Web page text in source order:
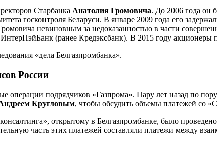
Старбанка Анатолия Громовича. До 2006 года он
госконтроля Беларуси. В январе 2009 года его
невиновным за недоказанностью в части
(ранее Кредэксбанк). В 2015 году
«дела Белгазпромбанка».
России
операции подрядчиков «Газпрома». Пару лет назад по
Кругловым, чтобы обсудить объемы платежей со
открытому в Белгазпромбанке, было
часть этих платежей составляли платежи между